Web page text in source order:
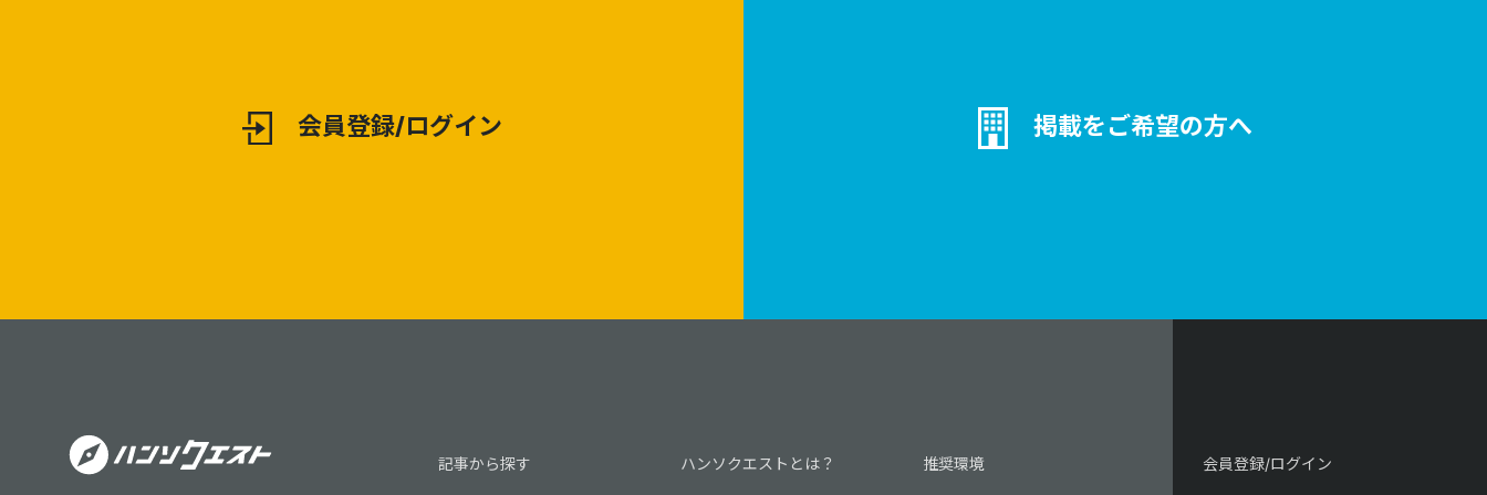
会員登録/ログイン 掲載をご希望の方へ
記事から探す ハンソクエストとは？ 推奨環境 会員登録/ログイン